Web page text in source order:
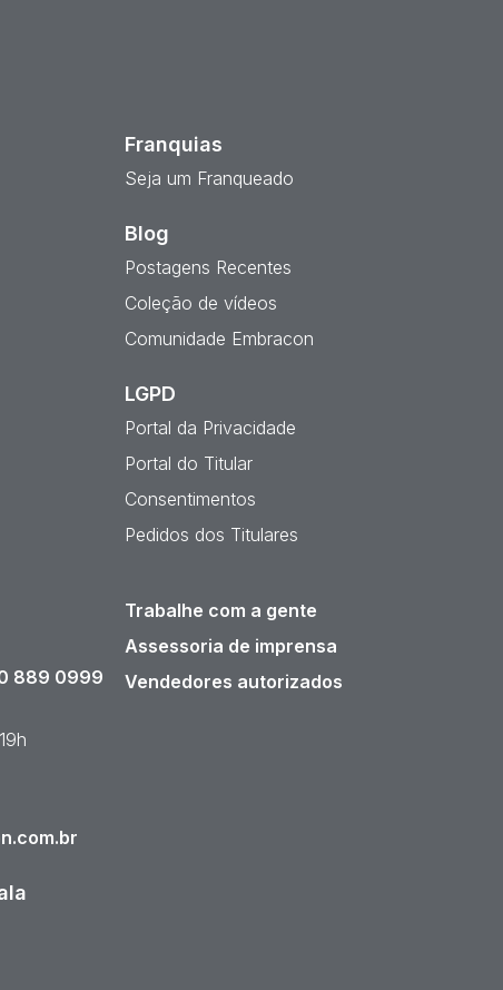
Franquias
Seja um Franqueado
Blog
Postagens Recentes
Coleção de vídeos
Comunidade Embracon
LGPD
Portal da Privacidade
Portal do Titular
Consentimentos
Pedidos dos Titulares
889 0999
Trabalhe com a gente
Assessoria de imprensa
Vendedores autorizados